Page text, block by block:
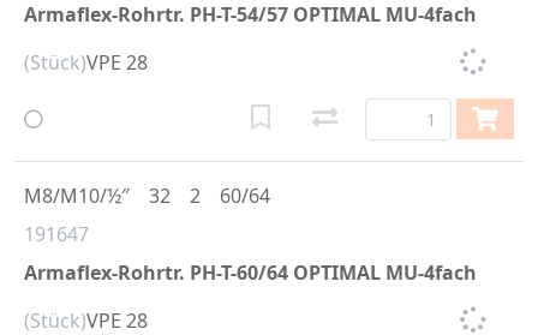
Armaflex-Rohrtr. PH-T-54/57 OPTIMAL MU-4fach
(Stück)VPE 28
191647
Armaflex-Rohrtr. PH-T-60/64 OPTIMAL MU-4fach
M8/M10/½″ 32 2 60/64
(Stück)VPE 28